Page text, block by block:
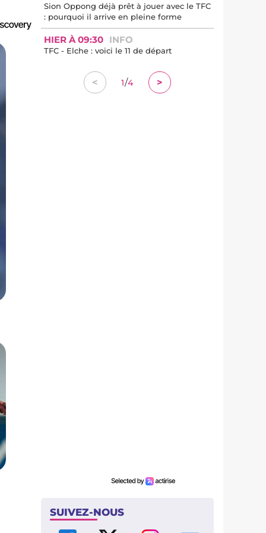
Sion Oppong déjà prêt à jouer avec le TFC
: pourquoi il arrive en pleine forme
HIER À 09:30 INFO
TFC - Elche : voici le 11 de départ
< 1/4 >
SUIVEZ-NOUS